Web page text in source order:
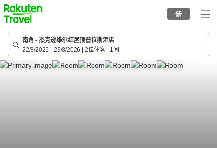
to
top
page
新
南角 - 杰克逊维尔红屋顶普拉斯酒店
22/8/2026 - 23/8/2026 2位住客 1间